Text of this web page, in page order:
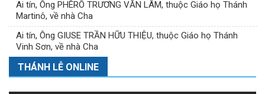
Ai tín, Ông PHÊRÔ TRƯƠNG VĂN LÂM, thuộc Giáo họ Thánh
Martinô, về nhà Cha
Ai tín, Ông GIUSE TRẦN HỮU THIỆU, thuộc Giáo họ Thánh
Vinh Sơn, về nhà Cha
THÁNH LỄ ONLINE